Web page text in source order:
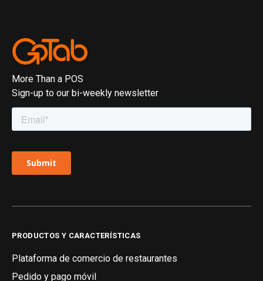
More Than a POS
Sign-up to our bi-weekly newsletter
PRODUCTOS Y CARACTERÍSTICAS
Plataforma de comercio de restaurantes
Pedido y pago móvil